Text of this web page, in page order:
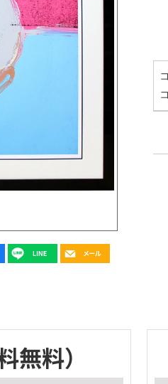
無料）